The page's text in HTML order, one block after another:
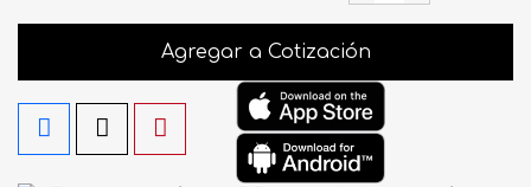
Agregar a Cotización